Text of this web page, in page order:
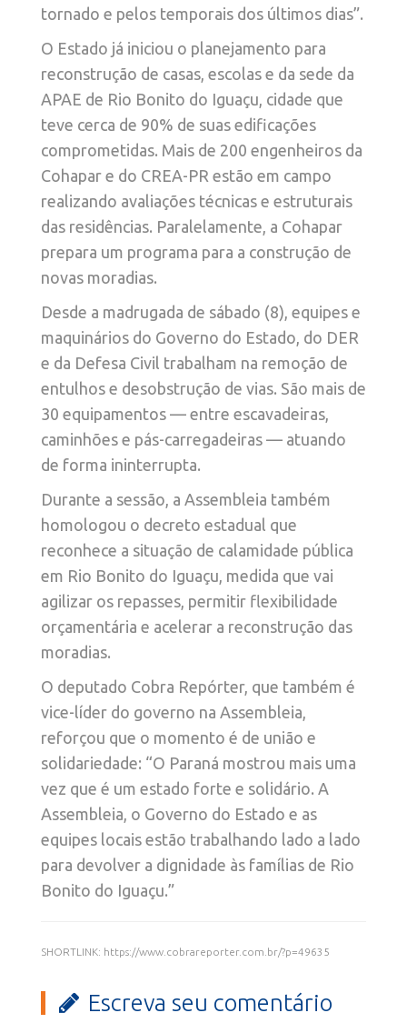
tornado e pelos temporais dos últimos dias”.
O Estado já iniciou o planejamento para
reconstrução de casas, escolas e da sede da
APAE de Rio Bonito do Iguaçu, cidade que
teve cerca de 90% de suas edificações
comprometidas. Mais de 200 engenheiros da
Cohapar e do CREA-PR estão em campo
realizando avaliações técnicas e estruturais
das residências. Paralelamente, a Cohapar
prepara um programa para a construção de
novas moradias.
Desde a madrugada de sábado (8), equipes e
maquinários do Governo do Estado, do DER
e da Defesa Civil trabalham na remoção de
entulhos e desobstrução de vias. São mais de
30 equipamentos — entre escavadeiras,
caminhões e pás-carregadeiras — atuando
de forma ininterrupta.
Durante a sessão, a Assembleia também
homologou o decreto estadual que
reconhece a situação de calamidade pública
em Rio Bonito do Iguaçu, medida que vai
agilizar os repasses, permitir flexibilidade
orçamentária e acelerar a reconstrução das
moradias.
O deputado Cobra Repórter, que também é
vice-líder do governo na Assembleia,
reforçou que o momento é de união e
solidariedade: “O Paraná mostrou mais uma
vez que é um estado forte e solidário. A
Assembleia, o Governo do Estado e as
equipes locais estão trabalhando lado a lado
para devolver a dignidade às famílias de Rio
Bonito do Iguaçu.”
SHORTLINK: https://www.cobrareporter.com.br/?p=49635
Escreva seu comentário